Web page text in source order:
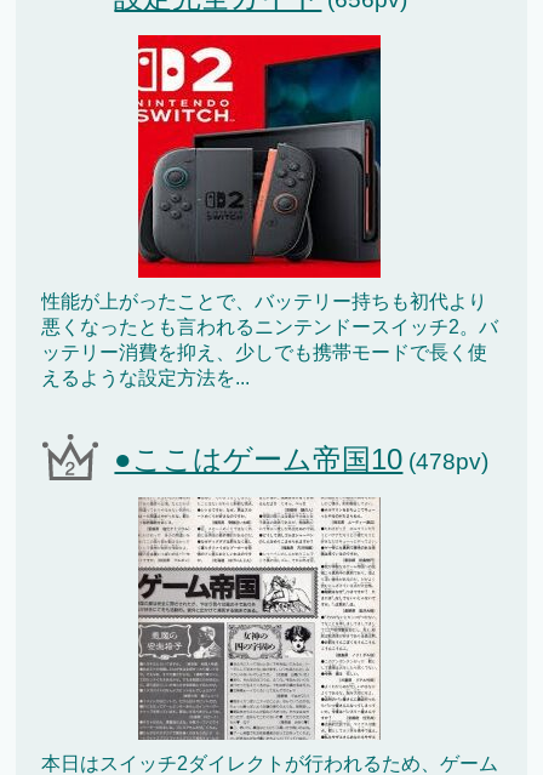
性能が上がったことで、バッテリー持ちも初代より
悪くなったとも言われるニンテンドースイッチ2。バ
ッテリー消費を抑え、少しでも携帯モードで長く使
えるような設定方法を...
●ここはゲーム帝国10 (478pv)
本日はスイッチ2ダイレクトが行われるため、ゲーム